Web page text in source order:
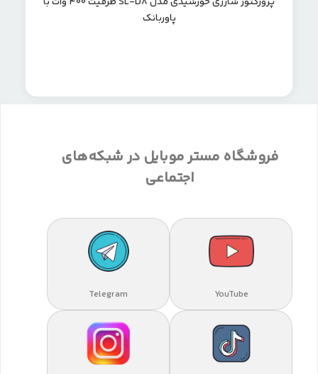
پاوربانک
فروشگاه مستر موبایل در شبکه‌های
اجتماعی
YouTube
Telegram